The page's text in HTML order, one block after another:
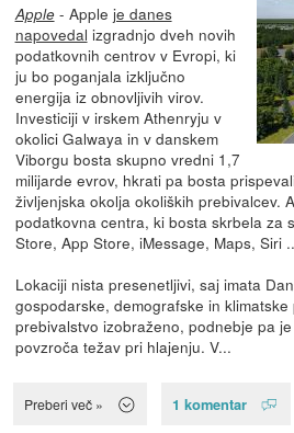
Apple- Apple je danes
napovedal izgradnjo dveh novih
podatkovnih centrov v Evropi, ki
ju bo poganjala izključno
energija iz obnovljivih virov.
Investiciji v irskem Athenryju v
okolici Galwaya in v danskem
Viborgu bosta skupno vredni 1,7
milijarde evrov, hkrati pa bosta
življenjska okolja okoliških prebivalcev.
podatkovna centra, ki bosta skrbela za
Store, App Store, iMessage, Maps, Siri
Lokaciji nista presenetljivi, saj imata
gospodarske, demografske in
prebivalstvo izobraženo, podnebje pa
povzroča težav pri hlajenju. V...
Preberi več » 1 komentar